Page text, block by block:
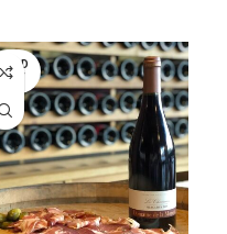
SOLD
OUT